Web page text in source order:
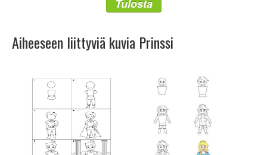
Tulosta
Aiheeseen liittyviä kuvia Prinssi